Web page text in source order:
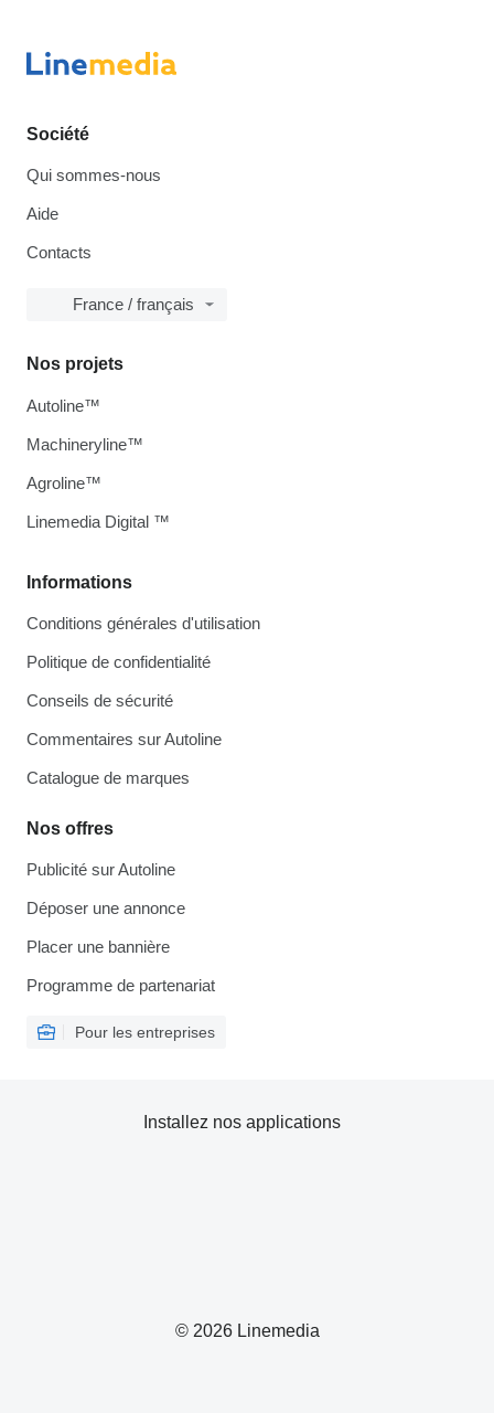
Société
Qui sommes-nous
Aide
Contacts
France / français
Informations
Conditions générales d'utilisation
Politique de confidentialité
Conseils de sécurité
Commentaires sur Autoline
Catalogue de marques
Nos offres
Publicité sur Autoline
Déposer une annonce
Placer une bannière
Programme de partenariat
Pour les entreprises
Nos projets
Autoline™
Machineryline™
Agroline™
Linemedia Digital ™
© 2026 Linemedia
Installez nos applications